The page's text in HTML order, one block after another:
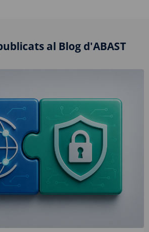
al Blog d'ABAST